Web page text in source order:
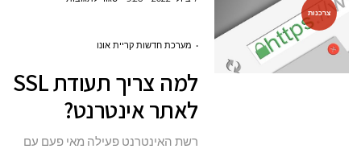
צרכנות
SSL
מערכת חדשות קריית אונו
למה צריך תעודת SSL
לאתר אינטרנט?
רשת האינטרנט פעילה מאי פעם עם